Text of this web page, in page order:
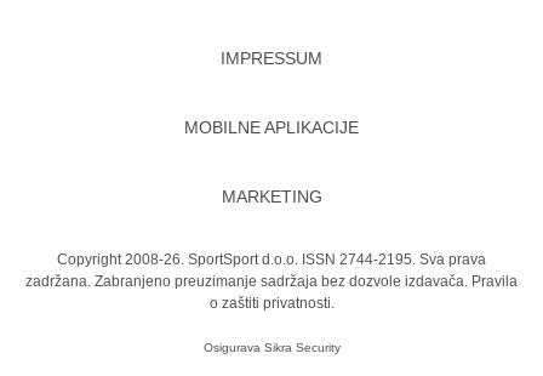
IMPRESSUM
MOBILNE APLIKACIJE
MARKETING
Copyright 2008-26. SportSport d.o.o. ISSN 2744-2195. Sva prava
zadržana. Zabranjeno preuzimanje sadržaja bez dozvole izdavača. Pravila
o zaštiti privatnosti.
Osigurava Sikra Security